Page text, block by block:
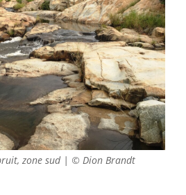
zone sud | © Dion Brandt